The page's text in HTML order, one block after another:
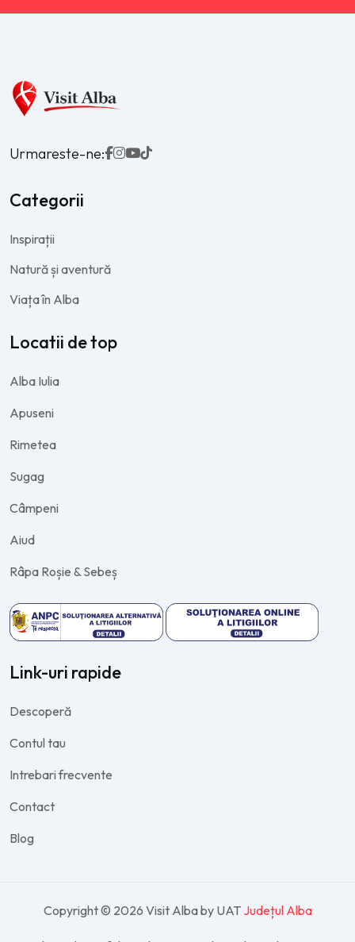
Urmareste-ne:
Categorii
Inspirații
Natură și aventură
Viața în Alba
Locatii de top
Alba Iulia
Apuseni
Rimetea
Sugag
Câmpeni
Aiud
Râpa Roșie & Sebeș
Link-uri rapide
Descoperă
Contul tau
Intrebari frecvente
Contact
Blog
Copyright © 2026 Visit Alba by UAT Județul Alba